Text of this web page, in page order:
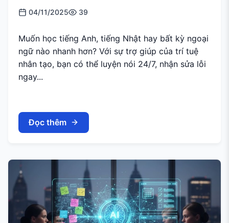
04/11/2025 39
Muốn học tiếng Anh, tiếng Nhật hay bất kỳ ngoại
ngữ nào nhanh hơn? Với sự trợ giúp của trí tuệ
nhân tạo, bạn có thể luyện nói 24/7, nhận sửa lỗi
ngay...
Đọc thêm